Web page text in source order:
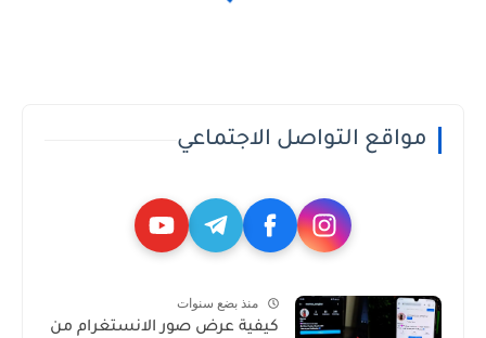
مواقع التواصل الاجتماعي
منذ بضع سنوات
كيفية عرض صور الانستغرام من